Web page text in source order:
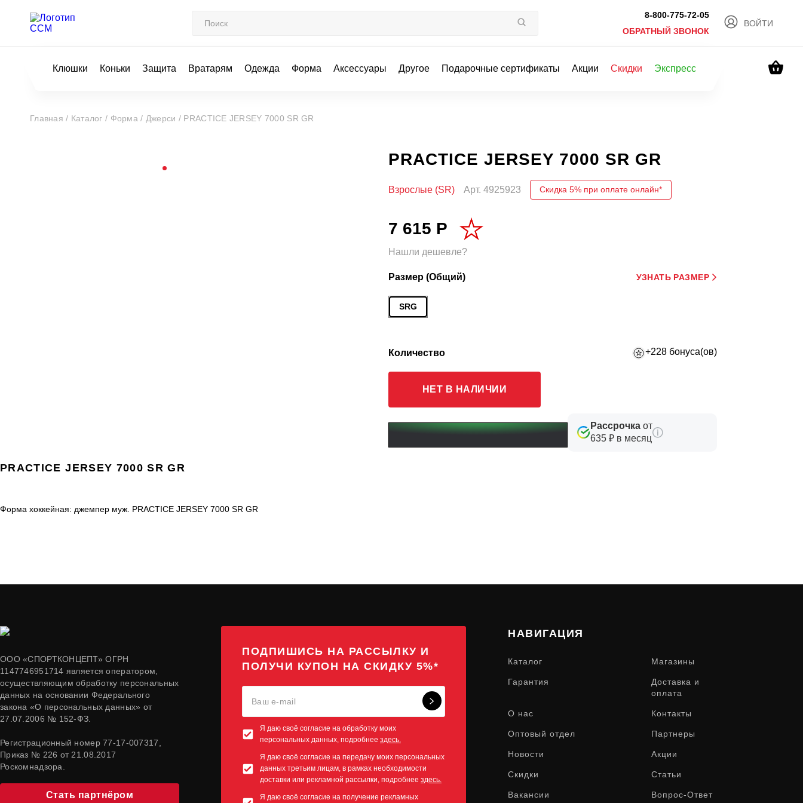
8-800-775-72-05
ОБРАТНЫЙ ЗВОНОК
ВОЙТИ
Клюшки Коньки Защита Вратарям Одежда Форма Аксессуары Другое Подарочные сертификаты Акции Скидки Экспресс
Главная / Каталог / Форма / Джерси / PRACTICE JERSEY 7000 SR GR
PRACTICE JERSEY 7000 SR GR
Взрослые (SR) Арт. 4925923 Скидка 5% при оплате онлайн*
7 615 Р
Нашли дешевле?
Размер (Общий) УЗНАТЬ РАЗМЕР
SRG
Количество +228 бонуса(ов)
НЕТ В НАЛИЧИИ
Рассрочка от
635 ₽ в месяц
PRACTICE JERSEY 7000 SR GR
Форма хоккейная: джемпер муж. PRACTICE JERSEY 7000 SR GR
ООО «СПОРТКОНЦЕПТ» ОГРН
1147746951714 является оператором,
осуществляющим обработку персональных
данных на основании Федерального
закона «О персональных данных» от
27.07.2006 № 152-ФЗ.
Регистрационный номер 77-17-007317,
Приказ № 226 от 21.08.2017
Роскомнадзора.
Стать партнёром
ПОДПИШИСЬ НА РАССЫЛКУ И
ПОЛУЧИ КУПОН НА СКИДКУ 5%*
Я даю своё согласие на обработку моих
персональных данных, подробнее здесь.
Я даю своё согласие на передачу моих персональных
данных третьим лицам, в рамках необходимости
доставки или рекламной рассылки, подробнее здесь.
Я даю своё согласие на получение рекламных
НАВИГАЦИЯ
Каталог Магазины
Гарантия
Доставка и
оплата
О нас Контакты
Оптовый отдел Партнеры
Новости Акции
Скидки Статьи
Вакансии Вопрос-Ответ